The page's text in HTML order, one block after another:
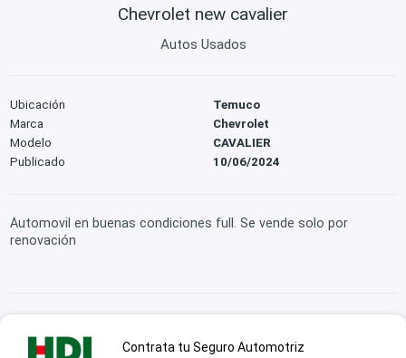
Chevrolet new cavalier
Autos Usados
Ubicación
Temuco
Marca
Chevrolet
Modelo
CAVALIER
Publicado
10/06/2024
Automovil en buenas condiciones full. Se vende solo por
renovación
Contrata tu Seguro Automotriz